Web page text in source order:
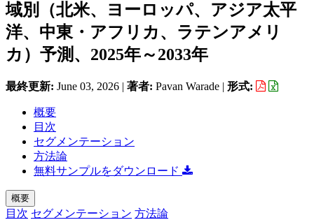
域別（北米、ヨーロッパ、アジア太平
洋、中東・アフリカ、ラテンアメリ
カ）予測、2025年～2033年
最終更新: June 03, 2026 | 著者: Pavan Warade | 形式:
概要
目次
セグメンテーション
方法論
無料サンプルをダウンロード
概要
目次 セグメンテーション 方法論